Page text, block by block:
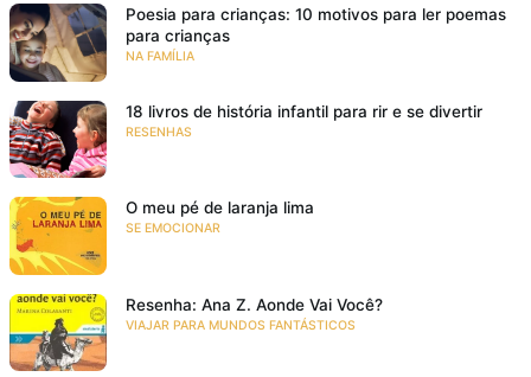
Poesia para crianças: 10 motivos para ler poemas
para crianças
NA FAMÍLIA
18 livros de história infantil para rir e se divertir
RESENHAS
O meu pé de laranja lima
SE EMOCIONAR
Resenha: Ana Z. Aonde Vai Você?
VIAJAR PARA MUNDOS FANTÁSTICOS